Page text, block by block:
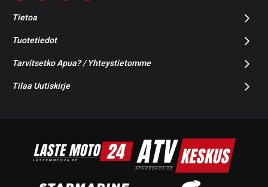
Tietoa
Tuotetiedot
Tarvitsetko Apua? / Yhteystietomme
Tilaa Uutiskirje